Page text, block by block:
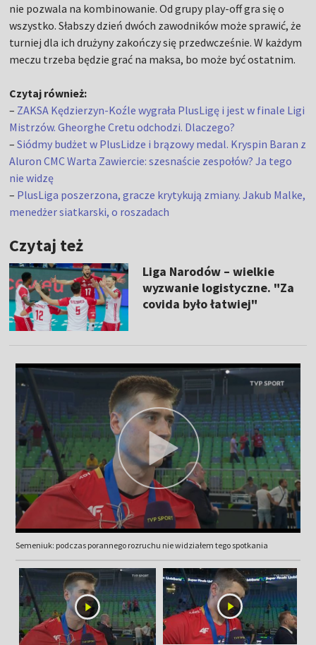
nie pozwala na kombinowanie. Od grupy play-off gra się o
wszystko. Słabszy dzień dwóch zawodników może sprawić, że
turniej dla ich drużyny zakończy się przedwcześnie. W każdym
meczu trzeba będzie grać na maksa, bo może być ostatnim.
Czytaj również:
– ZAKSA Kędzierzyn-Koźle wygrała PlusLigę i jest w finale Ligi
Mistrzów. Gheorghe Cretu odchodzi. Dlaczego?
–Siódmy budżet w PlusLidze i brązowy medal. Kryspin Baran z
Aluron CMC Warta Zawiercie: szesnaście zespołów? Ja tego
nie widzę
– PlusLiga poszerzona, gracze krytykują zmiany. Jakub Malke,
menedżer siatkarski, o roszadach
Czytaj też
Liga Narodów – wielkie
wyzwanie logistyczne. "Za
covida było łatwiej"
Semeniuk: podczas porannego rozruchu nie widziałem tego spotkania